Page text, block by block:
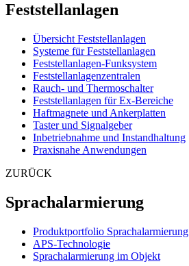
Feststellanlagen
Übersicht Feststellanlagen
Systeme für Feststellanlagen
Feststellanlagen-Funksystem
Feststellanlagenzentralen
Rauch- und Thermoschalter
Feststellanlagen für Ex-Bereiche
Haftmagnete und Ankerplatten
Taster und Signalgeber
Inbetriebnahme und Instandhaltung
Praxisnahe Anwendungen
ZURÜCK
Sprachalarmierung
Produktportfolio Sprachalarmierung
APS-Technologie
Sprachalarmierung im Objekt